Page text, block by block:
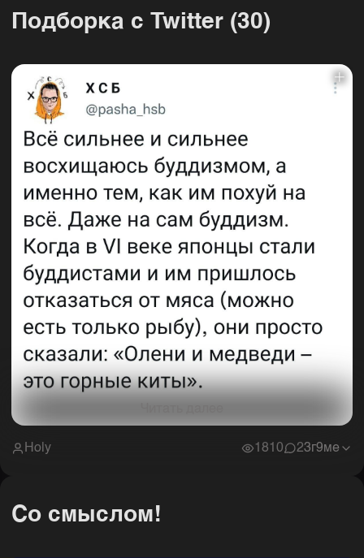
Подборка с Twitter (30)
Holy 1810 23г9ме
Со смыслом!